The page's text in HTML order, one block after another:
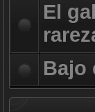
El
Bajo